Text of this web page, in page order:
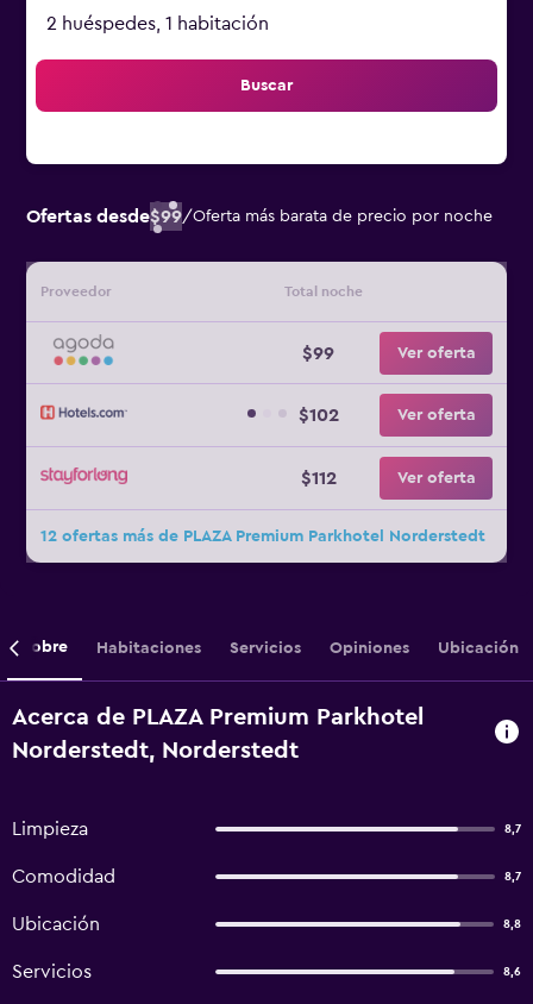
2 huéspedes, 1 habitación
Buscar
Ofertas desde$99/Oferta más barata de precio por noche
Proveedor Total noche
$99 Ver oferta
$102 Ver oferta
$112 Ver oferta
12 ofertas más de PLAZA Premium Parkhotel Norderstedt
Sobre Habitaciones Servicios Opiniones Ubicación
Acerca de PLAZA Premium Parkhotel
Norderstedt, Norderstedt
Limpieza 8,7
Comodidad 8,7
Ubicación 8,8
Servicios 8,6